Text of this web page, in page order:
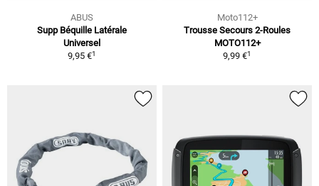
ABUS
Supp Béquille Latérale
Universel
9,95 €1
Moto112+
Trousse Secours 2-Roules
MOTO112+
9,99 €1